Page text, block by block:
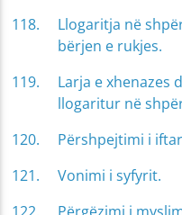
Llogaritja në
bërjen e rukjes.
Larja e xhenazes
llogaritur në
Përshpejtimi i
Vonimi i syfyrit.